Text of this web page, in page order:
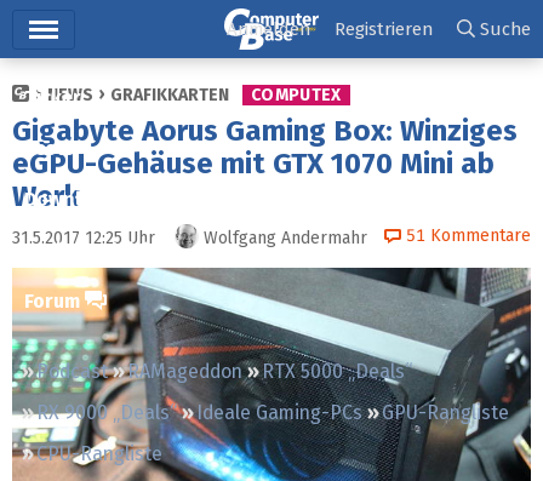
Ticker
Tests
Downloads
Preisvergleich
Forum
Podcast RAMageddon
RTX 5000 „Deals“
RX 9000 „Deals“
Ideale Gaming-PCs
GPU-Rangliste
CPU-Rangliste
Anmelden Registrieren Suche
NEWS GRAFIKKARTEN COMPUTEX
Gigabyte Aorus Gaming Box: Winziges
eGPU-Gehäuse mit GTX 1070 Mini ab
Werk
31.5.2017 12:25 Uhr Wolfgang Andermahr 51 Kommentare